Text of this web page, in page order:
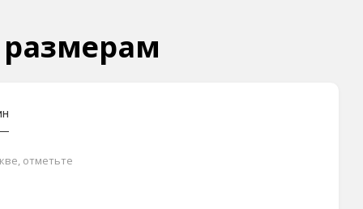
размерам
отметьте